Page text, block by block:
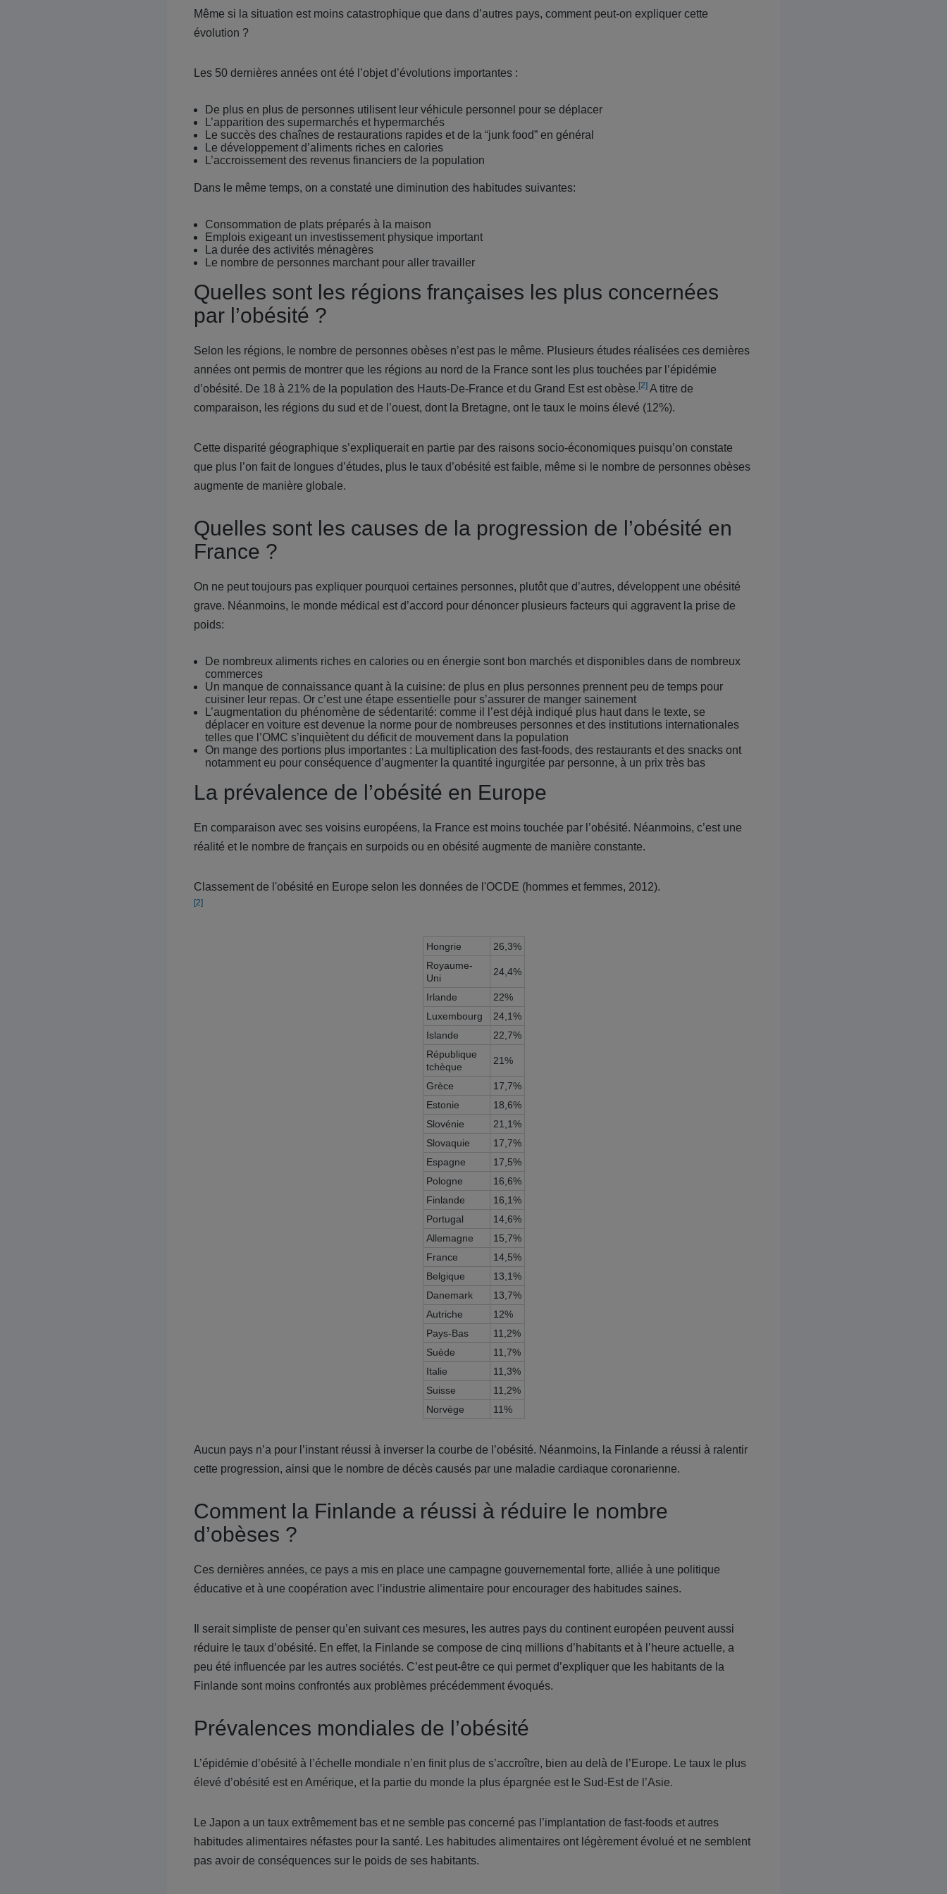
Même si la situation est moins catastrophique que dans d’autres pays, comment peut-on expliquer cette
évolution ?
Les 50 dernières années ont été l’objet d’évolutions importantes :
De plus en plus de personnes utilisent leur véhicule personnel pour se déplacer
L’apparition des supermarchés et hypermarchés
Le succès des chaînes de restaurations rapides et de la “junk food” en général
Le développement d’aliments riches en calories
L’accroissement des revenus financiers de la population
Dans le même temps, on a constaté une diminution des habitudes suivantes:
Consommation de plats préparés à la maison
Emplois exigeant un investissement physique important
La durée des activités ménagères
Le nombre de personnes marchant pour aller travailler
Quelles sont les régions françaises les plus concernées
par l’obésité ?
Selon les régions, le nombre de personnes obèses n’est pas le même. Plusieurs études réalisées ces dernières
années ont permis de montrer que les régions au nord de la France sont les plus touchées par l’épidémie
d’obésité. De 18 à 21% de la population des Hauts-De-France et du Grand Est est obèse.[2] A titre de
comparaison, les régions du sud et de l’ouest, dont la Bretagne, ont le taux le moins élevé (12%).
Cette disparité géographique s’expliquerait en partie par des raisons socio-économiques puisqu’on constate
que plus l’on fait de longues d’études, plus le taux d’obésité est faible, même si le nombre de personnes obèses
augmente de manière globale.
Quelles sont les causes de la progression de l’obésité en
France ?
On ne peut toujours pas expliquer pourquoi certaines personnes, plutôt que d’autres, développent une obésité
grave. Néanmoins, le monde médical est d’accord pour dénoncer plusieurs facteurs qui aggravent la prise de
poids:
De nombreux aliments riches en calories ou en énergie sont bon marchés et disponibles dans de nombreux
commerces
Un manque de connaissance quant à la cuisine: de plus en plus personnes prennent peu de temps pour
cuisiner leur repas. Or c’est une étape essentielle pour s’assurer de manger sainement
L’augmentation du phénomène de sédentarité: comme il l’est déjà indiqué plus haut dans le texte, se
déplacer en voiture est devenue la norme pour de nombreuses personnes et des institutions internationales
telles que l’OMC s’inquiètent du déficit de mouvement dans la population
On mange des portions plus importantes : La multiplication des fast-foods, des restaurants et des snacks ont
notamment eu pour conséquence d’augmenter la quantité ingurgitée par personne, à un prix très bas
La prévalence de l’obésité en Europe
En comparaison avec ses voisins européens, la France est moins touchée par l’obésité. Néanmoins, c’est une
réalité et le nombre de français en surpoids ou en obésité augmente de manière constante.
Classement de l'obésité en Europe selon les données de l'OCDE (hommes et femmes, 2012).
[2]
Hongrie
26,3%
Royaume-
Uni
24,4%
Irlande
22%
Luxembourg
24,1%
Islande
22,7%
République
tchèque
21%
Grèce
17,7%
Estonie
18,6%
Slovénie
21,1%
Slovaquie
17,7%
Espagne
17,5%
Pologne
16,6%
Finlande
16,1%
Portugal
14,6%
Allemagne
15,7%
France
14,5%
Belgique
13,1%
Danemark
13,7%
Autriche
12%
Pays-Bas
11,2%
Suède
11,7%
Italie
11,3%
Suisse
11,2%
Norvège
11%
Aucun pays n’a pour l’instant réussi à inverser la courbe de l’obésité. Néanmoins, la Finlande a réussi à ralentir
cette progression, ainsi que le nombre de décès causés par une maladie cardiaque coronarienne.
Comment la Finlande a réussi à réduire le nombre
d’obèses ?
Ces dernières années, ce pays a mis en place une campagne gouvernemental forte, alliée à une politique
éducative et à une coopération avec l’industrie alimentaire pour encourager des habitudes saines.
Il serait simpliste de penser qu’en suivant ces mesures, les autres pays du continent européen peuvent aussi
réduire le taux d’obésité. En effet, la Finlande se compose de cinq millions d’habitants et à l’heure actuelle, a
peu été influencée par les autres sociétés. C’est peut-être ce qui permet d’expliquer que les habitants de la
Finlande sont moins confrontés aux problèmes précédemment évoqués.
Prévalences mondiales de l’obésité
L’épidémie d’obésité à l’échelle mondiale n’en finit plus de s’accroître, bien au delà de l’Europe. Le taux le plus
élevé d’obésité est en Amérique, et la partie du monde la plus épargnée est le Sud-Est de l’Asie.
Le Japon a un taux extrêmement bas et ne semble pas concerné pas l’implantation de fast-foods et autres
habitudes alimentaires néfastes pour la santé. Les habitudes alimentaires ont légèrement évolué et ne semblent
pas avoir de conséquences sur le poids de ses habitants.